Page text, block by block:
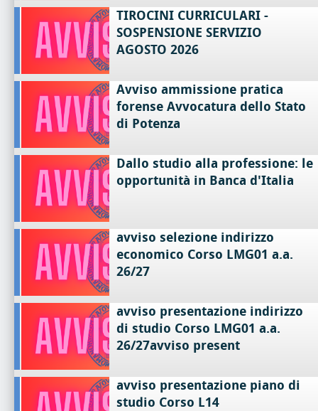
TIROCINI CURRICULARI -
SOSPENSIONE SERVIZIO
AGOSTO 2026
Avviso ammissione pratica
forense Avvocatura dello Stato
di Potenza
Dallo studio alla professione: le
opportunità in Banca d'Italia
avviso selezione indirizzo
economico Corso LMG01 a.a.
26/27
avviso presentazione indirizzo
di studio Corso LMG01 a.a.
26/27avviso present
avviso presentazione piano di
studio Corso L14